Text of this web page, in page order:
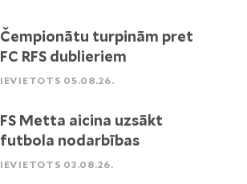
Čempionātu turpinām pret
FC RFS dublieriem
IEVIETOTS 05.08.26.
FS Metta aicina uzsākt
futbola nodarbības
IEVIETOTS 03.08.26.